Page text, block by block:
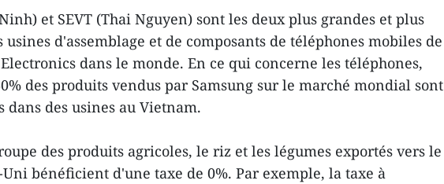
et SEVT (Thai Nguyen) sont les deux plus grandes et plus
usines d'assemblage et de composants de téléphones mobiles de
dans le monde. En ce qui concerne les téléphones,
des produits vendus par Samsung sur le marché mondial sont
dans des usines au Vietnam.
des produits agricoles, le riz et les légumes exportés vers le
Uni bénéficient d'une taxe de 0%. Par exemple, la taxe à